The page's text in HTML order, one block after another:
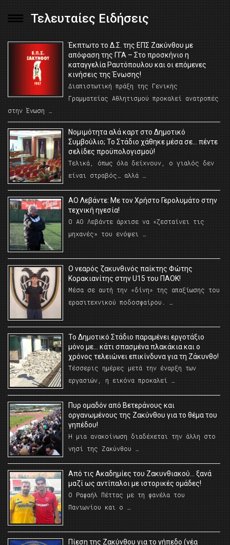
Τελευταίες Ειδήσεις
Έκπτωτο το Δ.Σ. της ΕΠΣ Ζακύνθου με
απόφαση της ΓΓΑ – Στο προσκήνιο η
καταγγελία Ραυτόπουλου και οι επόμενες
κινήσεις της Ένωσης!
Διαπιστωτική πράξη της Γενικής
Γραμματείας Αθλητισμού προκαλεί ανατροπές
στην Ένωση …
Νομιμότητα αλά καρτ στο Δημοτικό
Συμβούλιο; Το Στάδιο χάθηκε μέσα σε… πέντε
σελίδες προϋπολογισμού!
Τελικά, όπως όλα δείχνουν, ο γιαλός δεν
είναι στραβός… αλλά …
ΑΟ Λεβάντε: Με τον Χρήστο Γερολυμάτο στην
τεχνική ηγεσία!
Ο ΑΟ Λεβάντε άρχισε να «ζεσταίνει τις
μηχανές» του ενόψει …
O νεαρός ζακυνθινός παίκτης Φώτης
Κορακιανίτης στην U15 του ΠΑΟΚ!
Μέσα σε αυτή την «δίνη» της απαξίωσης του
ερασιτεχνικού ποδοσφαίρου. …
Το Δημοτικό Στάδιο παραμένει εργοτάξιο
μόνο με… κάτι σπασμένα πλακάκια και ο
χρόνος τελειώνει επικίνδυνα για τη Ζάκυνθο!
Τέσσερις ημέρες μετά την έναρξη των
εργασιών, η εικόνα προκαλεί …
Πυρ ομαδόν από Βετεράνους και
οργανωμένους της Ζακύνθου για το θέμα του
γηπέδου!
Η μια ανακοίνωση διαδέχεται την άλλη στο
νησί της Ζακύνθου …
Από τις Ακαδημίες του Ζακυνθιακού… ξανά
μαζί ως αντίπαλοι με ιστορικές ομάδες!
Ο Ραφαήλ Πέττας με τη φανέλα του
Πανιωνίου και ο …
Πίεση της Ζακύνθου για το γήπεδο (νέα